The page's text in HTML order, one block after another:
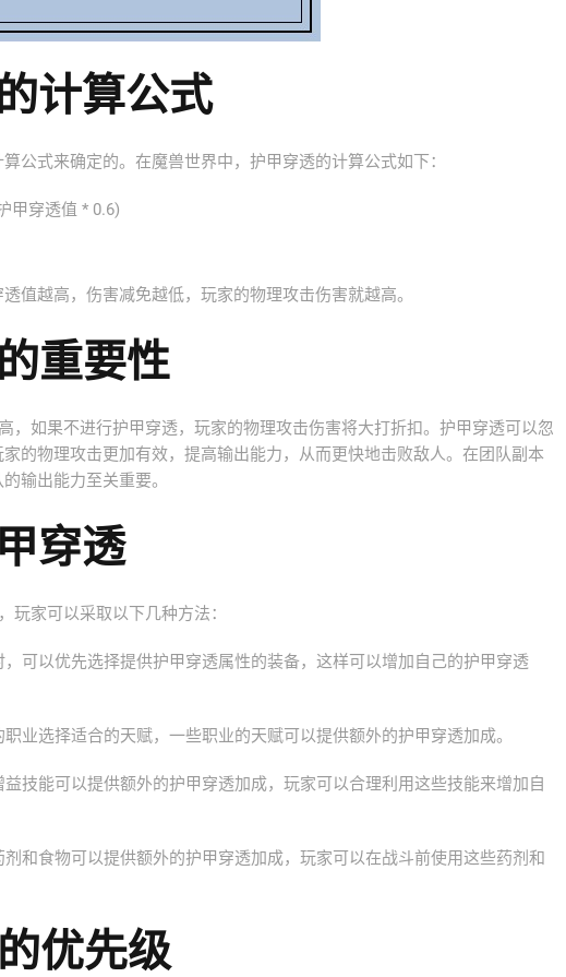
计算公式
公式来确定的。在魔兽世界中，护甲穿透的计算公式如下：
甲穿透值 * 0.6)
值越高，伤害减免越低，玩家的物理攻击伤害就越高。
重要性
，如果不进行护甲穿透，玩家的物理攻击伤害将大打折扣。护甲穿透可以忽
的物理攻击更加有效，提高输出能力，从而更快地击败敌人。在团队副本
输出能力至关重要。
穿透
玩家可以采取以下几种方法：
可以优先选择提供护甲穿透属性的装备，这样可以增加自己的护甲穿透
业选择适合的天赋，一些职业的天赋可以提供额外的护甲穿透加成。
技能可以提供额外的护甲穿透加成，玩家可以合理利用这些技能来增加自
和食物可以提供额外的护甲穿透加成，玩家可以在战斗前使用这些药剂和
优先级